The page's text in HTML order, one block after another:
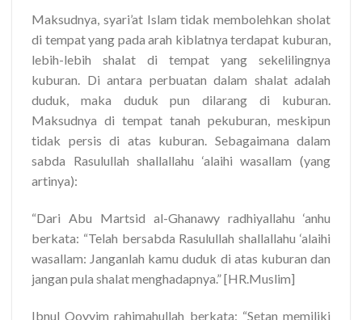
Maksudnya, syari’at Islam tidak membolehkan sholat
di tempat yang pada arah kiblatnya terdapat kuburan,
lebih-lebih shalat di tempat yang sekelilingnya
kuburan. Di antara perbuatan dalam shalat adalah
duduk, maka duduk pun dilarang di kuburan.
Maksudnya di tempat tanah pekuburan, meskipun
tidak persis di atas kuburan. Sebagaimana dalam
sabda Rasulullah shallallahu ‘alaihi wasallam (yang
artinya):
“Dari Abu Martsid al-Ghanawy radhiyallahu ‘anhu
berkata: “Telah bersabda Rasulullah shallallahu ‘alaihi
wasallam: Janganlah kamu duduk di atas kuburan dan
jangan pula shalat menghadapnya.” [HR.Muslim]
Ibnul Qoyyim rahimahullah berkata: “Setan memiliki